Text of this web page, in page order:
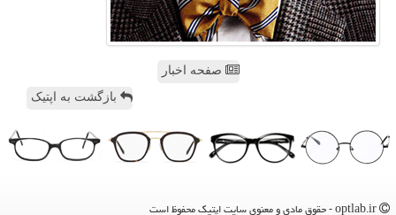
صفحه اخبار
بازگشت به اپتیک